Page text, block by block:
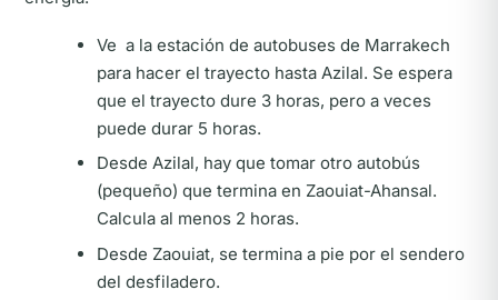
Ve a la estación de autobuses de Marrakech
para hacer el trayecto hasta Azilal. Se espera
que el trayecto dure 3 horas, pero a veces
puede durar 5 horas.
Desde Azilal, hay que tomar otro autobús
(pequeño) que termina en Zaouiat-Ahansal.
Calcula al menos 2 horas.
Desde Zaouiat, se termina a pie por el sendero
del desfiladero.